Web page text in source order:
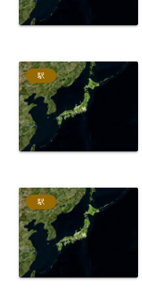
駅
駅